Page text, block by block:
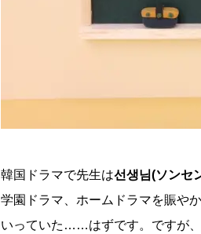
韓国ドラマで先生は선생님(ソンセ
学園ドラマ、ホームドラマを賑や
いっていた……はずです。ですが、